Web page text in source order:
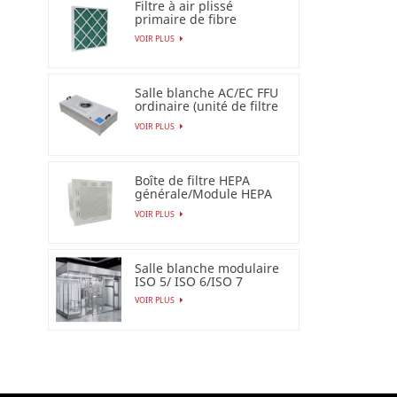
Filtre à air plissé
primaire de fibre
synthétique pour
industriel
VOIR PLUS
Salle blanche AC/EC FFU
ordinaire (unité de filtre
de ventilateur)
VOIR PLUS
Boîte de filtre HEPA
générale/Module HEPA
terminal
VOIR PLUS
Salle blanche modulaire
ISO 5/ ISO 6/ISO 7
VOIR PLUS